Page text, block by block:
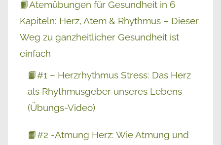
📙Atemübungen für Gesundheit in 6
Kapiteln: Herz, Atem & Rhythmus – Dieser
Weg zu ganzheitlicher Gesundheit ist
einfach
📙#1 – Herzrhythmus Stress: Das Herz
als Rhythmusgeber unseres Lebens
(Übungs-Video)
📙#2 -Atmung Herz: Wie Atmung und